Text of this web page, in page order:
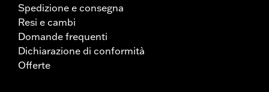
Spedizione e consegna
Resi e cambi
Domande frequenti
Dichiarazione di conformità
Offerte